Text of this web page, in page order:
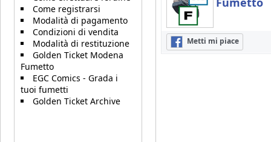
Come registrarsi
Modalità di pagamento
Condizioni di vendita
Modalità di restituzione
Golden Ticket Modena
Fumetto
EGC Comics - Grada i
tuoi fumetti
Golden Ticket Archive
Metti mi piace